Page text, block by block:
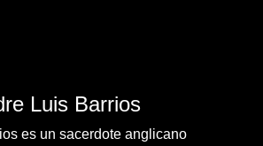
Luis Barrios
es un sacerdote anglicano